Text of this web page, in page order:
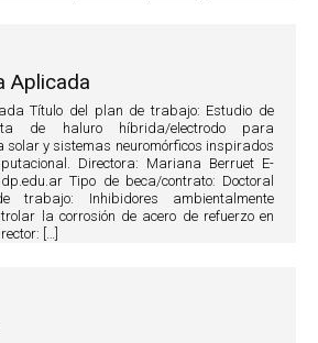
Aplicada
Título del plan de trabajo: Estudio de
de haluro híbrida/electrodo para
solar y sistemas neuromórficos inspirados
Directora: Mariana Berruet E-
Tipo de beca/contrato: Doctoral
Inhibidores ambientalmente
la corrosión de acero de refuerzo en
[…]